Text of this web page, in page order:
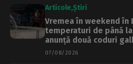
Piedone
Articole Știri
Vremea în weekend în
temperaturi de până la
anunță două coduri
07/08/2026